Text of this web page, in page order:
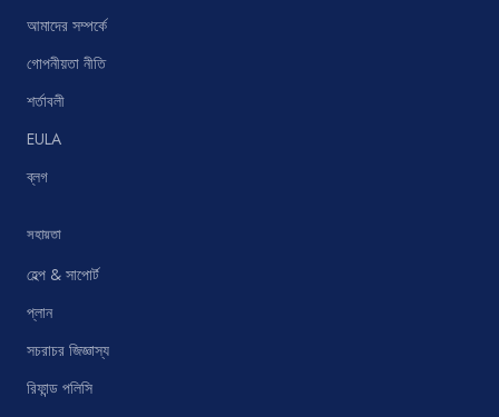
আমাদের সম্পর্কে
গোপনীয়তা নীতি
শর্তাবলী
EULA
ব্লগ
সহায়তা
হেল্প & সাপোর্ট
প্লান
সচরাচর জিজ্ঞাস্য
রিফান্ড পলিসি